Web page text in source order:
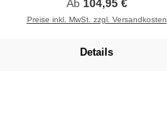
Ab 104,95 €
Preise inkl. MwSt. zzgl. Versandkosten
Details